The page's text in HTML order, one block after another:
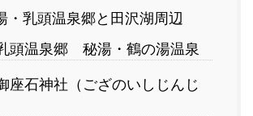
・乳頭温泉郷と田沢湖周辺
頭温泉郷 秘湯・鶴の湯温泉
座石神社（ござのいしじんじ